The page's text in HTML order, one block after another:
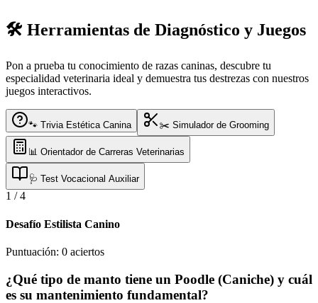
🛠️ Herramientas de Diagnóstico y Juegos
Pon a prueba tu conocimiento de razas caninas, descubre tu
especialidad veterinaria ideal y demuestra tus destrezas con nuestros
juegos interactivos.
🐾 Trivia Estética Canina ✂️ Simulador de Grooming
📊 Orientador de Carreras Veterinarias
🩺 Test Vocacional Auxiliar
1 /4
Desafío Estilista Canino
Puntuación: 0 aciertos
¿Qué tipo de manto tiene un Poodle (Caniche) y cuál
es su mantenimiento fundamental?